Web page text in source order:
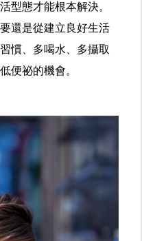
型態才能根本解決。
還是從建立良好生活
慣、多喝水、多攝取
便祕的機會。